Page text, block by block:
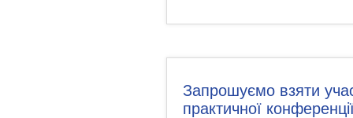
Запрошуємо взяти
практичної